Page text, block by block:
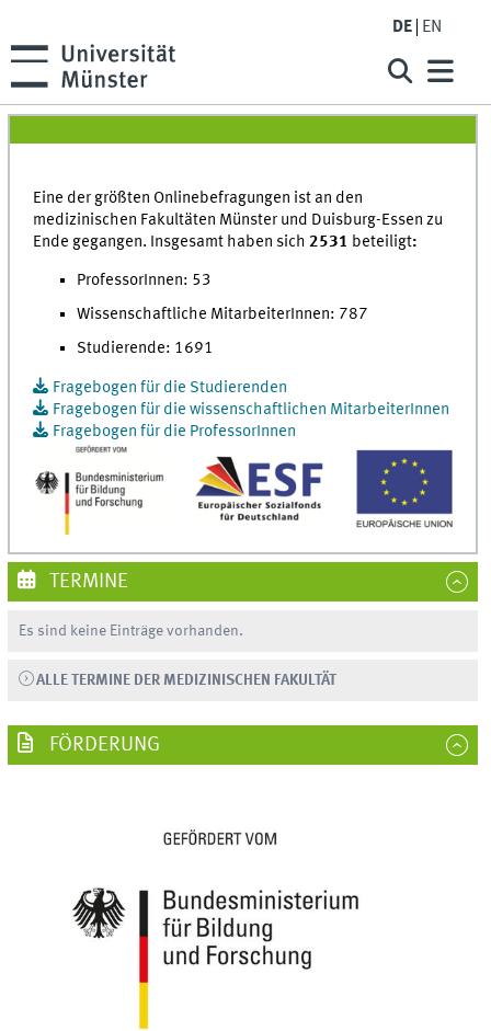
DE EN
Eine der größten Onlinebefragungen ist an den
medizinischen Fakultäten Münster und Duisburg-Essen zu
Ende gegangen. Insgesamt haben sich2531 beteiligt:
ProfessorInnen: 53
Wissenschaftliche MitarbeiterInnen: 787
Studierende: 1691
Fragebogen für die Studierenden
Fragebogen für die wissenschaftlichen MitarbeiterInnen
Fragebogen für die ProfessorInnen
TERMINE
Es sind keine Einträge vorhanden.
ALLE TERMINE DER MEDIZINISCHEN FAKULTÄT
FÖRDERUNG